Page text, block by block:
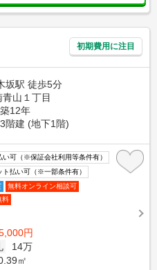
初期費用に注目
坂駅 徒歩5分
山１丁目
築12年
3階建 (地下1階)
い可（※保証会社利用等条件有）
ト払い可（※一部条件有）
無料オンライン相談可
料
円
14万
㎡